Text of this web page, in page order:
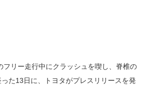
リー走行中にクラッシュを喫し、脊椎の
た13日に、トヨタがプレスリリースを発